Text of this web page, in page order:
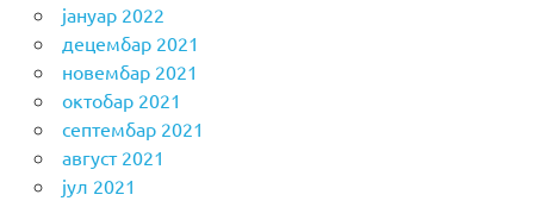
јануар 2022
децембар 2021
новембар 2021
октобар 2021
септембар 2021
август 2021
јул 2021